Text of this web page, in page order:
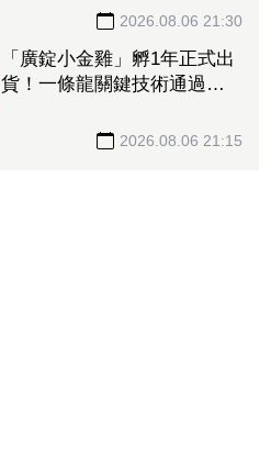
張、抽回21億元2026.08.06 21:30
「廣錠小金雞」孵1年正式出
貨！一條龍關鍵技術通過驗
2026.08.06 21:15